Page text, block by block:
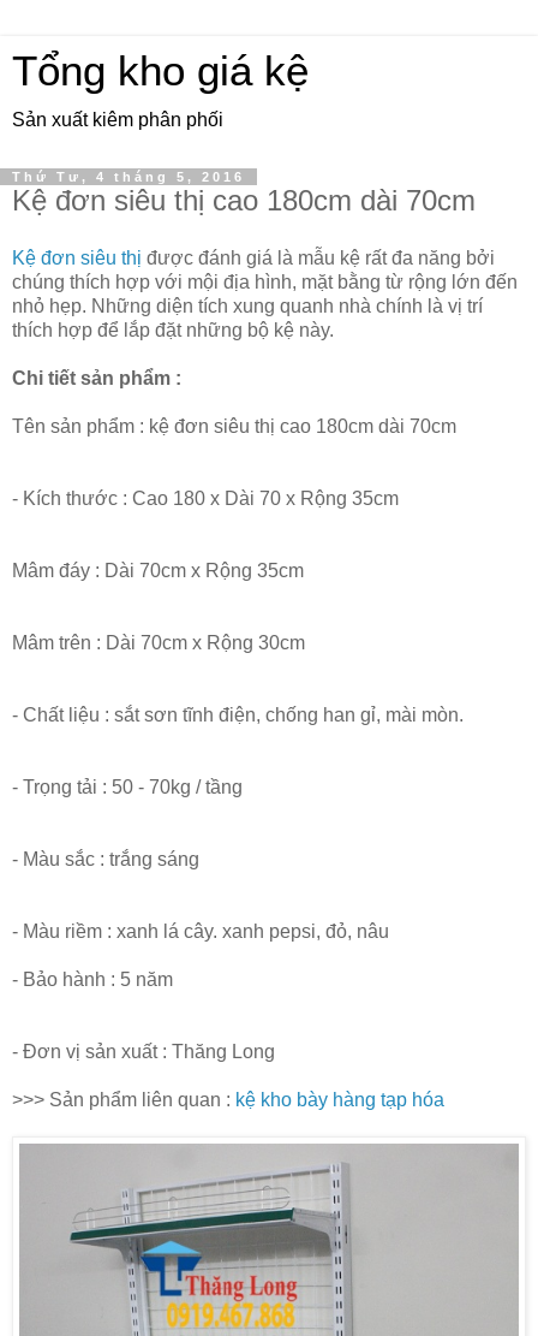
Tổng kho giá kệ
Sản xuất kiêm phân phối
Thứ Tư, 4 tháng 5, 2016
Kệ đơn siêu thị cao 180cm dài 70cm
Kệ đơn siêu thị được đánh giá là mẫu kệ rất đa năng bởi
chúng thích hợp với mội địa hình, mặt bằng từ rộng lớn đến
nhỏ hẹp. Những diện tích xung quanh nhà chính là vị trí
thích hợp để lắp đặt những bộ kệ này.
Chi tiết sản phẩm :
Tên sản phẩm : kệ đơn siêu thị cao 180cm dài 70cm
- Kích thước : Cao 180 x Dài 70 x Rộng 35cm
Mâm đáy : Dài 70cm x Rộng 35cm
Mâm trên : Dài 70cm x Rộng 30cm
- Chất liệu : sắt sơn tĩnh điện, chống han gỉ, mài mòn.
- Trọng tải : 50 - 70kg / tầng
- Màu sắc : trắng sáng
- Màu riềm : xanh lá cây. xanh pepsi, đỏ, nâu
- Bảo hành : 5 năm
- Đơn vị sản xuất : Thăng Long
>>> Sản phẩm liên quan : kệ kho bày hàng tạp hóa